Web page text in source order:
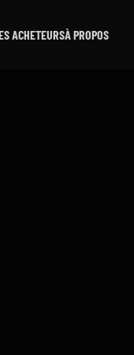
ACHETEURSÀ PROPOS